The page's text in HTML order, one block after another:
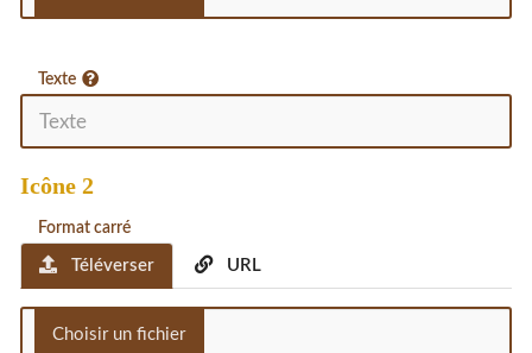
Texte
Icône 2
Format carré
Téléverser URL